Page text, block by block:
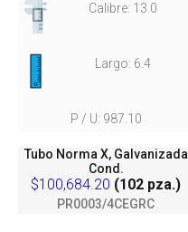
Calibre: 13.0
Largo: 6.4
P / U: 987.10
Tubo Norma X, Galvanizada
Cond.
$100,684.20 (102 pza.)
PR0003/4CEGRC